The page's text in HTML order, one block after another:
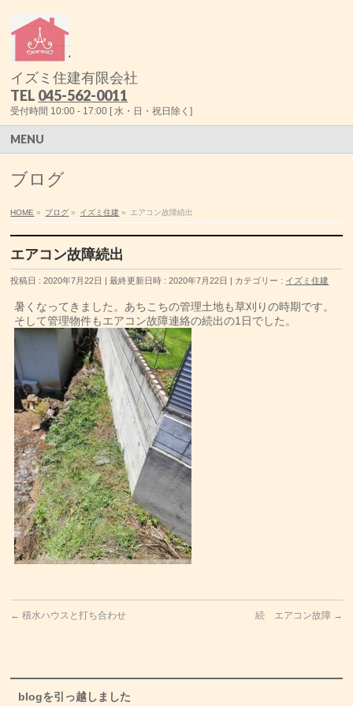
イズミ住建有限会社
TEL 045-562-0011
受付時間 10:00 - 17:00 [ 水・日・祝日除く]
MENU
ブログ
HOME » ブログ » イズミ住建 » エアコン故障続出
エアコン故障続出
投稿日 : 2020年7月22日 最終更新日時 : 2020年7月22日 カテゴリー : イズミ住建
暑くなってきました。あちこちの管理土地も草刈りの時期です。
そして管理物件もエアコン故障連絡の続出の1日でした。
← 積水ハウスと打ち合わせ 続 エアコン故障 →
blogを引っ越しました